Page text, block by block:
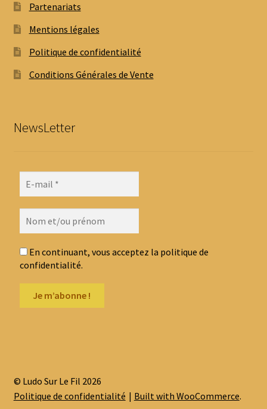
Partenariats
Mentions légales
Politique de confidentialité
Conditions Générales de Vente
NewsLetter
En continuant, vous acceptez la politique de
confidentialité.
© Ludo Sur Le Fil 2026
Politique de confidentialité
Built with WooCommerce.